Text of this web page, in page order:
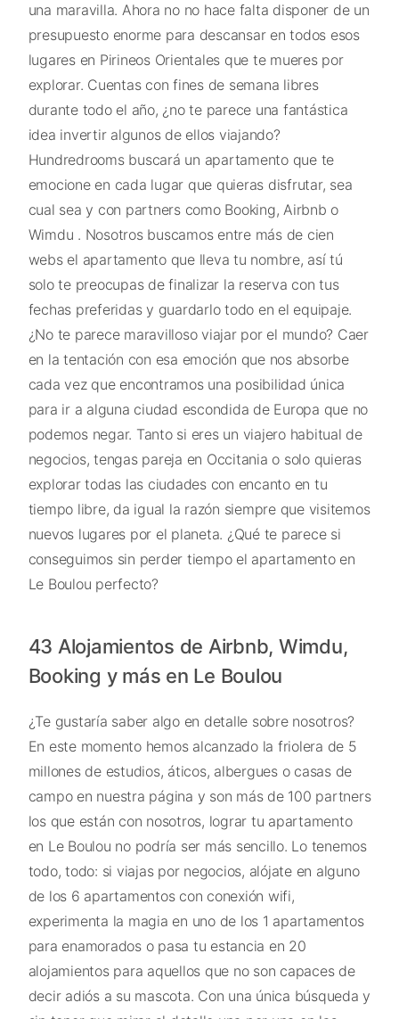
una maravilla. Ahora no no hace falta disponer de un
presupuesto enorme para descansar en todos esos
lugares en Pirineos Orientales que te mueres por
explorar. Cuentas con fines de semana libres
durante todo el año, ¿no te parece una fantástica
idea invertir algunos de ellos viajando?
Hundredrooms buscará un apartamento que te
emocione en cada lugar que quieras disfrutar, sea
cual sea y con partners como Booking, Airbnb o
Wimdu . Nosotros buscamos entre más de cien
webs el apartamento que lleva tu nombre, así tú
solo te preocupas de finalizar la reserva con tus
fechas preferidas y guardarlo todo en el equipaje.
¿No te parece maravilloso viajar por el mundo? Caer
en la tentación con esa emoción que nos absorbe
cada vez que encontramos una posibilidad única
para ir a alguna ciudad escondida de Europa que no
podemos negar. Tanto si eres un viajero habitual de
negocios, tengas pareja en Occitania o solo quieras
explorar todas las ciudades con encanto en tu
tiempo libre, da igual la razón siempre que visitemos
nuevos lugares por el planeta. ¿Qué te parece si
conseguimos sin perder tiempo el apartamento en
Le Boulou perfecto?
43 Alojamientos de Airbnb, Wimdu,
Booking y más en Le Boulou
¿Te gustaría saber algo en detalle sobre nosotros?
En este momento hemos alcanzado la friolera de 5
millones de estudios, áticos, albergues o casas de
campo en nuestra página y son más de 100 partners
los que están con nosotros, lograr tu apartamento
en Le Boulou no podría ser más sencillo. Lo tenemos
todo, todo: si viajas por negocios, alójate en alguno
de los 6 apartamentos con conexión wifi,
experimenta la magia en uno de los 1 apartamentos
para enamorados o pasa tu estancia en 20
alojamientos para aquellos que no son capaces de
decir adiós a su mascota. Con una única búsqueda y